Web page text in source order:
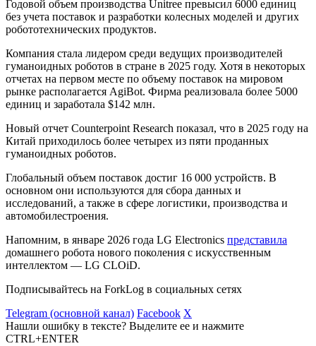
Годовой объем производства Unitree превысил 6000 единиц
без учета поставок и разработки колесных моделей и других
робототехнических продуктов.
Компания стала лидером среди ведущих производителей
гуманоидных роботов в стране в 2025 году. Хотя в некоторых
отчетах на первом месте по объему поставок на мировом
рынке располагается AgiBot. Фирма реализовала более 5000
единиц и заработала $142 млн.
Новый отчет Counterpoint Research показал, что в 2025 году на
Китай приходилось более четырех из пяти проданных
гуманоидных роботов.
Глобальный объем поставок достиг 16 000 устройств. В
основном они используются для сбора данных и
исследований, а также в сфере логистики, производства и
автомобилестроения.
Напомним, в январе 2026 года LG Electronics представила
домашнего робота нового поколения с искусственным
интеллектом — LG CLOiD.
Подписывайтесь на ForkLog в социальных сетях
Telegram (основной канал) Facebook X
Нашли ошибку в тексте? Выделите ее и нажмите
CTRL+ENTER